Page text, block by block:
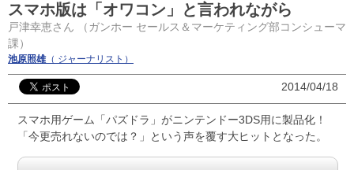
スマホ版は「オワコン」と言われながら
戸津幸恵さん （ガンホー セールス＆マーケティング部コンシューマ
課）
池原照雄（ ジャーナリスト）
2014/04/18
スマホ用ゲーム「パズドラ」がニンテンドー3DS用に製品化！
「今更売れないのでは？」という声を覆す大ヒットとなった。